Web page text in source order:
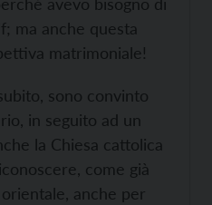
ma anche questa
matrimoniale!
sono convinto
in seguito ad un
la Chiesa cattolica
come già
anche per